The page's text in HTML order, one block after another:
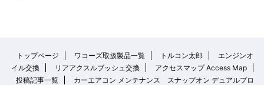
トップページ ワコーズ取扱製品一覧 トルコン太郎
エンジンオ
イル交換
リアアクスルブッシュ交換
アクセスマップ Access Map
投稿記事一覧
カーエアコン メンテナンス スナップオン デュアルプロ